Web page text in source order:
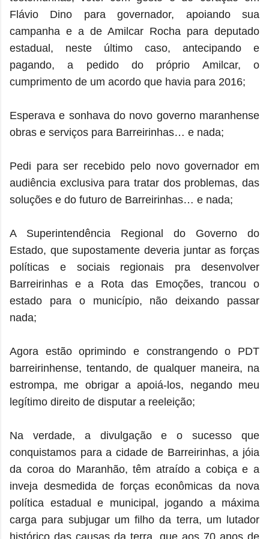
Flávio Dino para governador, apoiando sua
campanha e a de Amilcar Rocha para deputado
estadual, neste último caso, antecipando e
pagando, a pedido do próprio Amilcar, o
cumprimento de um acordo que havia para 2016;
Esperava e sonhava do novo governo maranhense
obras e serviços para Barreirinhas… e nada;
Pedi para ser recebido pelo novo governador em
audiência exclusiva para tratar dos problemas, das
soluções e do futuro de Barreirinhas… e nada;
A Superintendência Regional do Governo do
Estado, que supostamente deveria juntar as forças
políticas e sociais regionais pra desenvolver
Barreirinhas e a Rota das Emoções, trancou o
estado para o município, não deixando passar
nada;
Agora estão oprimindo e constrangendo o PDT
barreirinhense, tentando, de qualquer maneira, na
estrompa, me obrigar a apoiá-los, negando meu
legítimo direito de disputar a reeleição;
Na verdade, a divulgação e o sucesso que
conquistamos para a cidade de Barreirinhas, a jóia
da coroa do Maranhão, têm atraído a cobiça e a
inveja desmedida de forças econômicas da nova
política estadual e municipal, jogando a máxima
carga para subjugar um filho da terra, um lutador